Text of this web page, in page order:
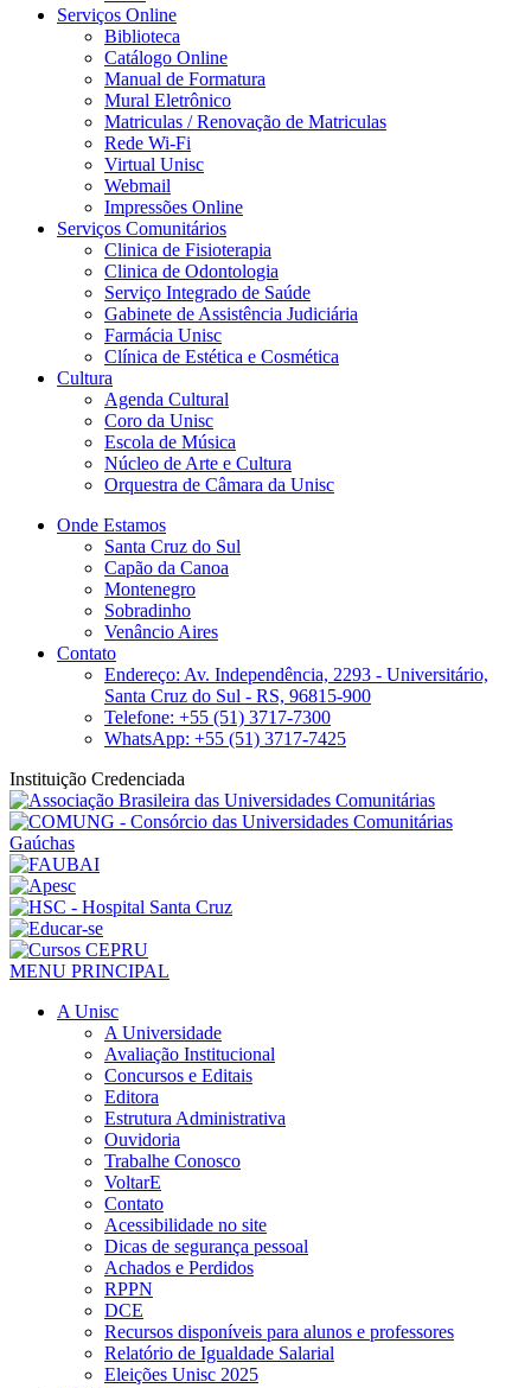
Serviços Online
Biblioteca
Catálogo Online
Manual de Formatura
Mural Eletrônico
Matriculas / Renovação de Matriculas
Rede Wi-Fi
Virtual Unisc
Webmail
Impressões Online
Serviços Comunitários
Clinica de Fisioterapia
Clinica de Odontologia
Serviço Integrado de Saúde
Gabinete de Assistência Judiciária
Farmácia Unisc
Clínica de Estética e Cosmética
Cultura
Agenda Cultural
Coro da Unisc
Escola de Música
Núcleo de Arte e Cultura
Orquestra de Câmara da Unisc
Onde Estamos
Santa Cruz do Sul
Capão da Canoa
Montenegro
Sobradinho
Venâncio Aires
Contato
Endereço: Av. Independência, 2293 - Universitário,
Santa Cruz do Sul - RS, 96815-900
Telefone: +55 (51) 3717-7300
WhatsApp: +55 (51) 3717-7425
Instituição Credenciada
MENU PRINCIPAL
A Unisc
A Universidade
Avaliação Institucional
Concursos e Editais
Editora
Estrutura Administrativa
Ouvidoria
Trabalhe Conosco
VoltarE
Contato
Acessibilidade no site
Dicas de segurança pessoal
Achados e Perdidos
RPPN
DCE
Recursos disponíveis para alunos e professores
Relatório de Igualdade Salarial
Eleições Unisc 2025